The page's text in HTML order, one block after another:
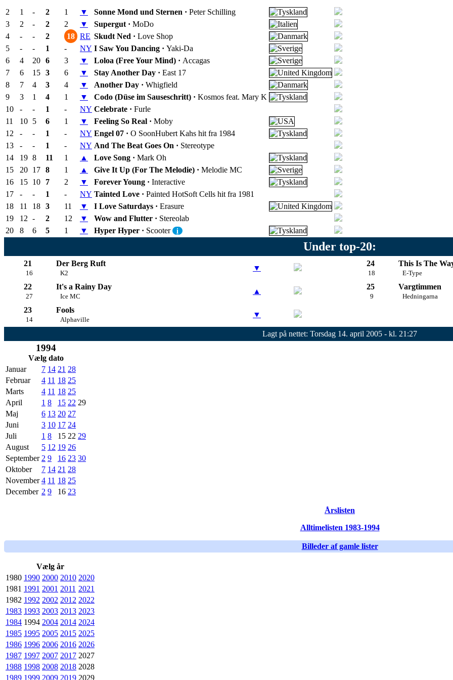
2 1 - 2 1 ▼ Sonne Mond und Sternen · Peter Schilling
3
2 - 2 2 ▼ Supergut · MoDo
4
- - 2 18 RE Skudt Ned · Love Shop
5
- - 1 - NY I Saw You Dancing · Yaki-Da
6
4 20 6 3 ▼ Loloa (Free Your Mind) · Accagas
7
6 15 3 6 ▼ Stay Another Day · East 17
8
7 4 3 4 ▼ Another Day · Whigfield
9
3 1 4 1 ▼ Codo (Düse im Sauseschritt) · Kosmos feat. Mary K
10
- - 1 - NY Celebrate · Furle
11
10 5 6 1 ▼ Feeling So Real · Moby
12
- - 1 - NY Engel 07 · O SoonHubert Kahs hit fra 1984
13
- - 1 - NY And The Beat Goes On · Stereotype
14
19 8 11 1 ▲ Love Song · Mark Oh
15
20 17 8 1 ▲ Give It Up (For The Melodie) · Melodie MC
16
15 10 7 2 ▼ Forever Young · Interactive
17
- - 1 - NY Tainted Love · Painted HotSoft Cells hit fra 1981
18
11 18 3 11 ▼ I Love Saturdays · Erasure
19
12 - 2 12 ▼ Wow and Flutter · Stereolab
20
8 6 5 1 ▼ Hyper Hyper · Scooter i
Under top-20:
21
16
Der Berg Ruft
K2
▼
22
27
It's a Rainy Day
Ice MC
▲
23
14
Fools
Alphaville
▼
24
18
This Is The
E-Type
25
9
Vargtimmen
Hedningarna
Lagt på nettet: Torsdag 14. april 2005 - kl. 21:27
1994
Vælg dato
Januar
7 14 21 28
Februar
4 11 18 25
Marts
4 11 18 25
April
1 8 15 22 29
Maj
6 13 20 27
Juni
3 10 17 24
Juli
1 8 15 22 29
August
5 12 19 26
September 2 9 16 23 30
Oktober
7 14 21 28
November 4 11 18 25
December 2 9 16 23
Årslisten
Alltimelisten 1983-1994
Billeder af gamle lister
Vælg år
1980 1990 2000 2010 2020
1981 1991 2001 2011 2021
1982 1992 2002 2012 2022
1983 1993 2003 2013 2023
1984 1994 2004 2014 2024
1985 1995 2005 2015 2025
1986 1996 2006 2016 2026
1987 1997 2007 2017 2027
1988 1998 2008 2018 2028
1989 1999 2009 2019 2029